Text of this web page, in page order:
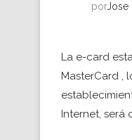
porJose
La e-card
MasterCard ,
Internet, será